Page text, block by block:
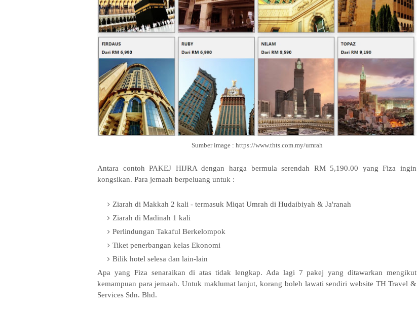
Sumber image : https://www.thts.com.my/umrah
Antara contoh PAKEJ HIJRA dengan harga bermula serendah RM 5,190.00 yang Fiza ingin
kongsikan. Para jemaah berpeluang untuk :
Ziarah di Makkah 2 kali - termasuk Miqat Umrah di Hudaibiyah & Ja'ranah
Ziarah di Madinah 1 kali
Perlindungan Takaful Berkelompok
Tiket penerbangan kelas Ekonomi
Bilik hotel selesa dan lain-lain
Apa yang Fiza senaraikan di atas tidak lengkap. Ada lagi 7 pakej yang ditawarkan mengikut
kemampuan para jemaah. Untuk maklumat lanjut, korang boleh lawati sendiri website TH Travel &
Services Sdn. Bhd.